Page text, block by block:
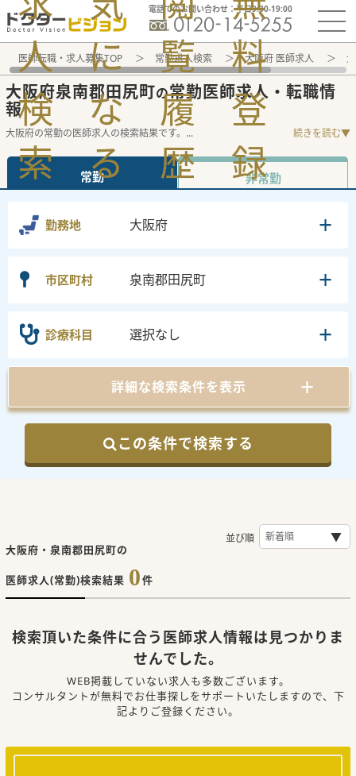
電話でのお問い合わせ：平日9:30-19:00
人
検
索
に
な
る
覧
履
歴
料
登
録
医師転職・求人募集TOP 常勤求人検索 大阪府 医師求人
大阪府泉南郡田尻町の常勤医師求人・転職情
報
大阪府の常勤の医師求人の検索結果です。 ... 続きを読む▼
常勤 非常勤
勤務地 大阪府
市区町村 泉南郡田尻町
診療科目 選択なし
詳細な検索条件を表示
この条件で検索する
大阪府・泉南郡田尻町の
医師求人(常勤)検索結果 0件
並び順
検索頂いた条件に合う医師求人情報は見つかりま
せんでした。
WEB掲載していない求人も多数ございます。
コンサルタントが無料でお仕事探しをサポートいたしますので、下
記よりご登録ください。